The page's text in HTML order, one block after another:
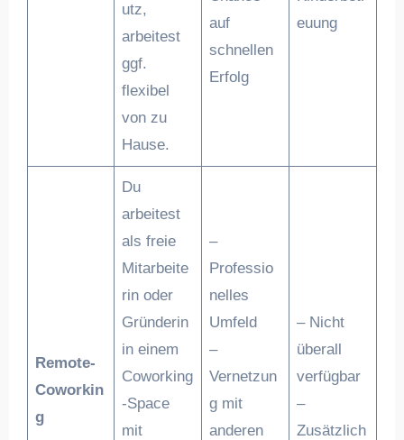
utz,
arbeitest
ggf.
flexibel
von zu
Hause.
auf
schnellen
Erfolg
euung
Remote-
Coworkin
g
Du
arbeitest
als freie
Mitarbeite
rin oder
Gründerin
in einem
Coworking
-Space
mit
–
Professio
nelles
Umfeld
–
Vernetzun
g mit
anderen
– Nicht
überall
verfügbar
–
Zusätzlich